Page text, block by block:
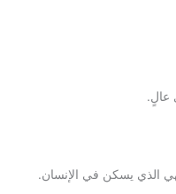
عالٍ.
الذي يسكن في الإنسان.